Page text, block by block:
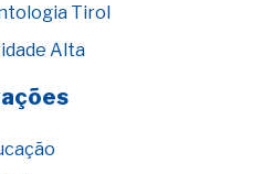
Tirol
Alta